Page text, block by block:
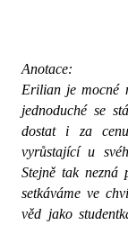
Anotace:
Erilian je mocné
jednoduché se
dostat i za
vyrůstající u
Stejně tak
setkáváme ve
věd jako